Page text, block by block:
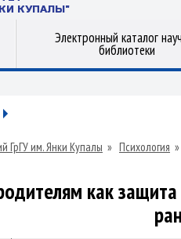
КУПАЛЫ"
Электронный каталог
библиотеки
ГрГУ им. Янки Купалы » Психология »
как защита